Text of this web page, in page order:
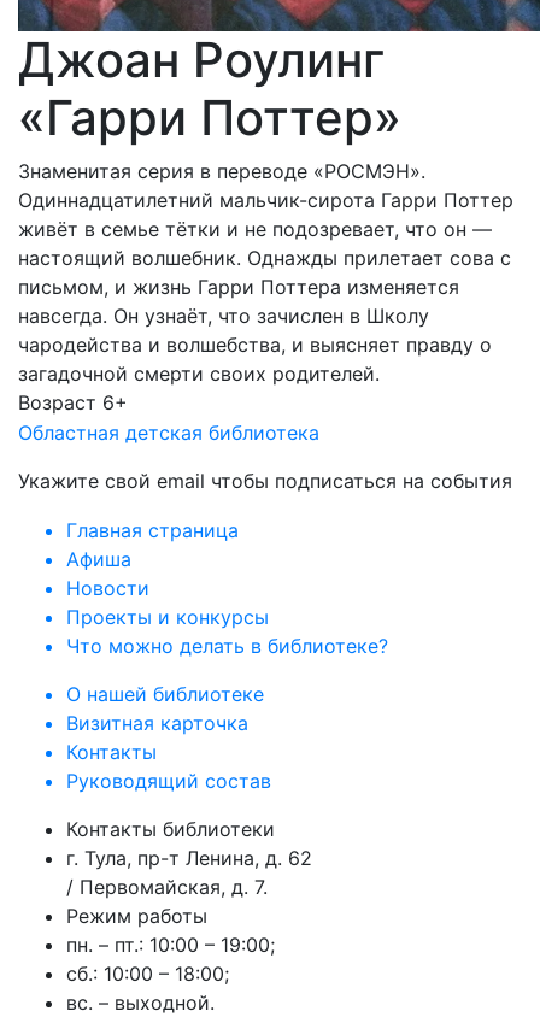
Джоан Роулинг
«Гарри Поттер»
Знаменитая серия в переводе «РОСМЭН».
Одиннадцатилетний мальчик-сирота Гарри Поттер
живёт в семье тётки и не подозревает, что он —
настоящий волшебник. Однажды прилетает сова с
письмом, и жизнь Гарри Поттера изменяется
навсегда. Он узнаёт, что зачислен в Школу
чародейства и волшебства, и выясняет правду о
загадочной смерти своих родителей.
Возраст 6+
Областная детская библиотека
Укажите свой email чтобы подписаться на события
Главная страница
Афиша
Новости
Проекты и конкурсы
Что можно делать в библиотеке?
О нашей библиотеке
Визитная карточка
Контакты
Руководящий состав
Контакты библиотеки
г. Тула, пр-т Ленина, д. 62
/ Первомайская, д. 7.
Режим работы
пн. – пт.: 10:00 – 19:00;
сб.: 10:00 – 18:00;
вс. – выходной.